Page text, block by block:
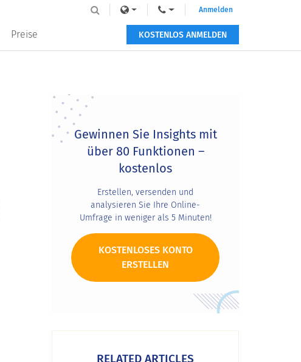
Preise
Anmelden
KOSTENLOS ANMELDEN
Primary
Sidebar
Gewinnen Sie Insights mit
über 80 Funktionen –
kostenlos
Erstellen, versenden und
analysieren Sie Ihre Online-
Umfrage in weniger als 5 Minuten!
KOSTENLOSES KONTO
ERSTELLEN
RELATED ARTICLES